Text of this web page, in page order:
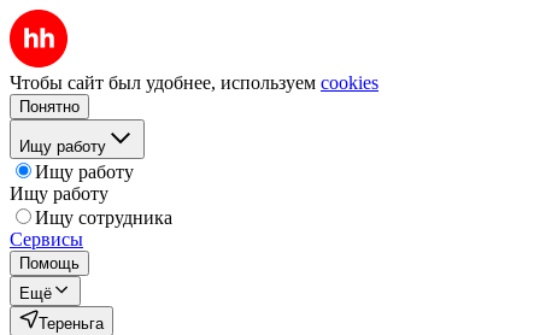
Чтобы сайт был удобнее, используем cookies
Понятно
Ищу работу
Ищу работу
Ищу работу
Ищу сотрудника
Сервисы
Помощь
Ещё
Тереньга